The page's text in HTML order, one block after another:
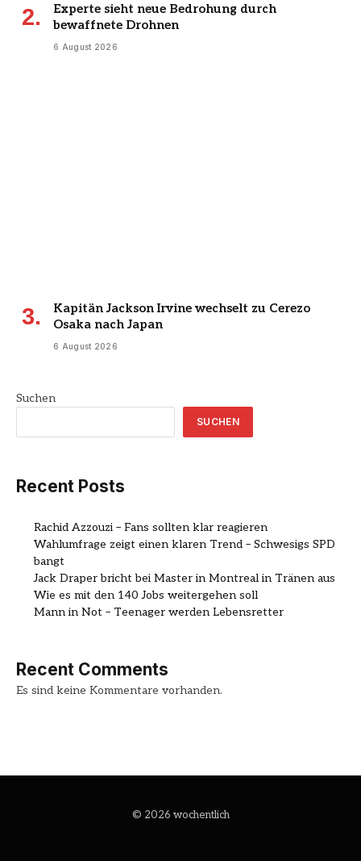
Experte sieht neue Bedrohung durch
bewaffnete Drohnen
6 August 2026
Kapitän Jackson Irvine wechselt zu Cerezo
Osaka nach Japan
6 August 2026
Suchen
SUCHEN
Recent Posts
Rachid Azzouzi – Fans sollten klar reagieren
Wahlumfrage zeigt einen klaren Trend – Schwesigs SPD
bangt
Jack Draper bricht bei Master in Montreal in Tränen aus
Wie es mit den 140 Jobs weitergehen soll
Mann in Not – Teenager werden Lebensretter
Recent Comments
Es sind keine Kommentare vorhanden.
© 2026 wochentlich